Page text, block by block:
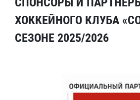
ХОККЕЙНОГО КЛУБА
СЕЗОНЕ 2025/2026